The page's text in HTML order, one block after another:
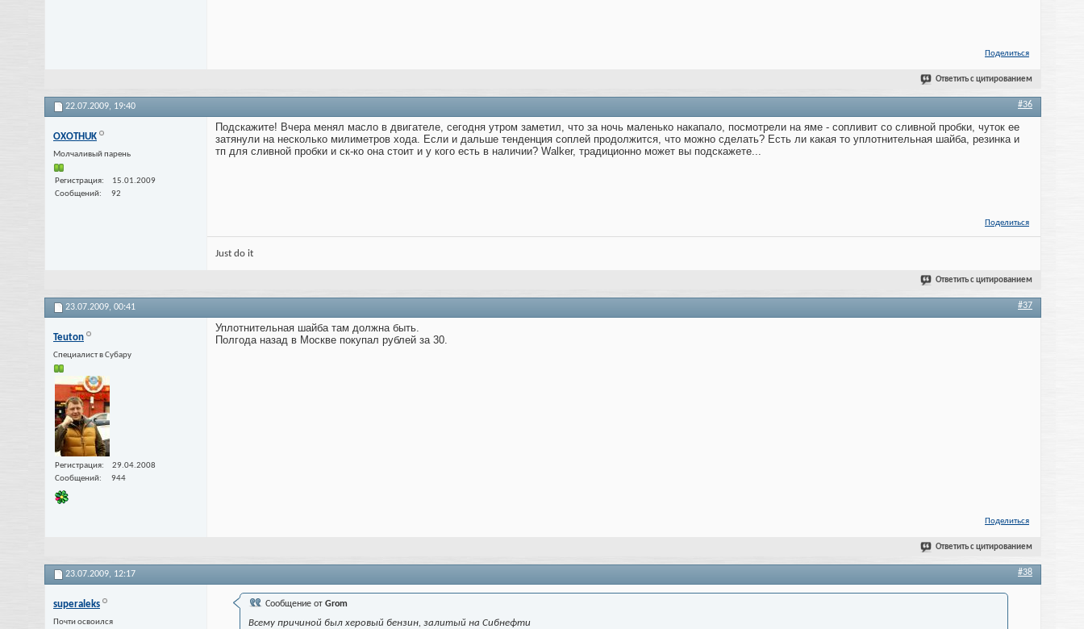
Поделиться
Ответить с цитированием
22.07.2009, 19:40 #36
OXOTHUK
Молчаливый парень
Регистрация
15.01.2009
Сообщений
92
Подскажите! Вчера менял масло в двигателе, сегодня утром заметил, что за ночь маленько накапало, посмотрели на яме - сопливит со сливной пробки, чуток ее
затянули на несколько милиметров хода. Если и дальше тенденция соплей продолжится, что можно сделать? Есть ли какая то уплотнительная шайба, резинка и
тп для сливной пробки и ск-ко она стоит и у кого есть в наличии? Walker, традиционно может вы подскажете...
Поделиться
Just do it
Ответить с цитированием
23.07.2009, 00:41 #37
Teuton
Специалист в Субару
Регистрация
29.04.2008
Сообщений
944
Уплотнительная шайба там должна быть.
Полгода назад в Москве покупал рублей за 30.
Поделиться
Ответить с цитированием
23.07.2009, 12:17 #38
superaleks
Почти освоился
Сообщение от Grom
Всему причиной был херовый бензин, залитый на Сибнефти